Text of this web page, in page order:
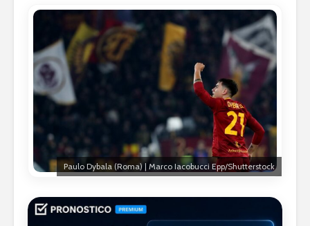
Paulo Dybala (Roma) | Marco Iacobucci Epp/Shutterstock